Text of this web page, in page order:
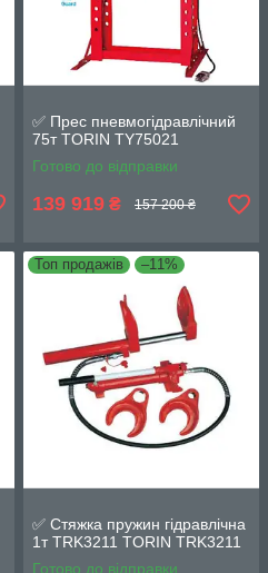
✅ Прес пневмогідравлічний
75т TORIN TY75021
Готово до відправки
139 919 ₴ 157 200 ₴
Топ продажів –11%
✅ Стяжка пружин гідравлічна
1т TRK3211 TORIN TRK3211
Готово до відправки